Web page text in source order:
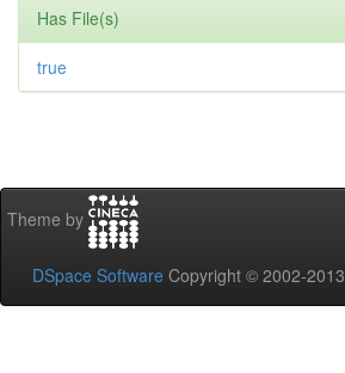
Has File(s)
true
Theme by
DSpace Software Copyright © 2002-2013